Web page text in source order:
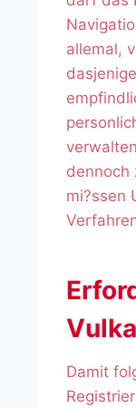
allemal,
dennoch
mi?ssen
Damit